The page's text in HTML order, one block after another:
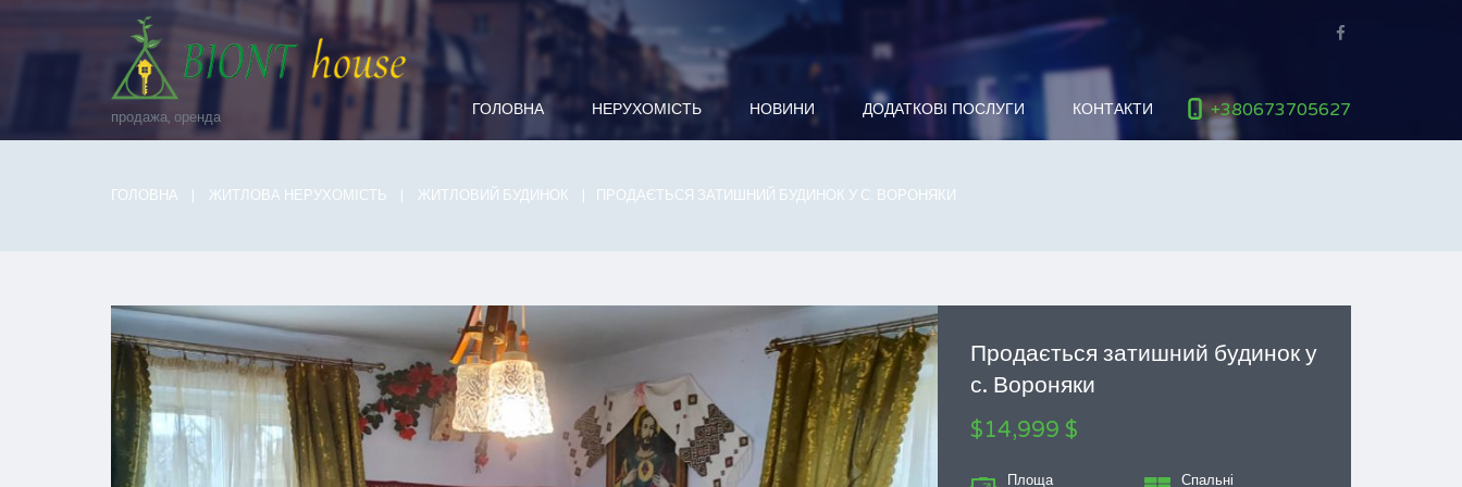
продажа, оренда +380673705627
ГОЛОВНА НЕРУХОМІСТЬ НОВИНИ ДОДАТКОВІ ПОСЛУГИ КОНТАКТИ
ГОЛОВНА ЖИТЛОВА НЕРУХОМІСТЬ ЖИТЛОВИЙ БУДИНОК ПРОДАЄТЬСЯ ЗАТИШНИЙ БУДИНОК У С. ВОРОНЯКИ
Продається затишний будинок у
с. Вороняки
$14,999 $
Площа Спальні